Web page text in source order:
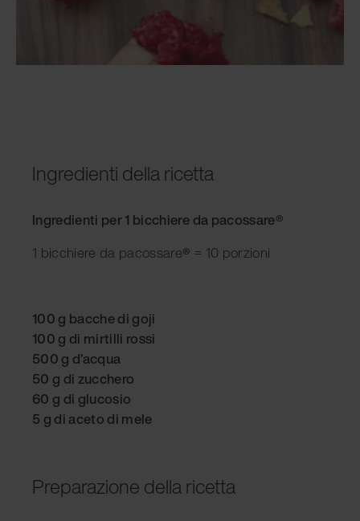
Ingredienti della ricetta
Ingredienti per 1 bicchiere da pacossare®
1 bicchiere da pacossare® = 10 porzioni
100 g bacche di goji
100 g di mirtilli rossi
500 g d’acqua
50 g di zucchero
60 g di glucosio
5 g di aceto di mele
Preparazione della ricetta